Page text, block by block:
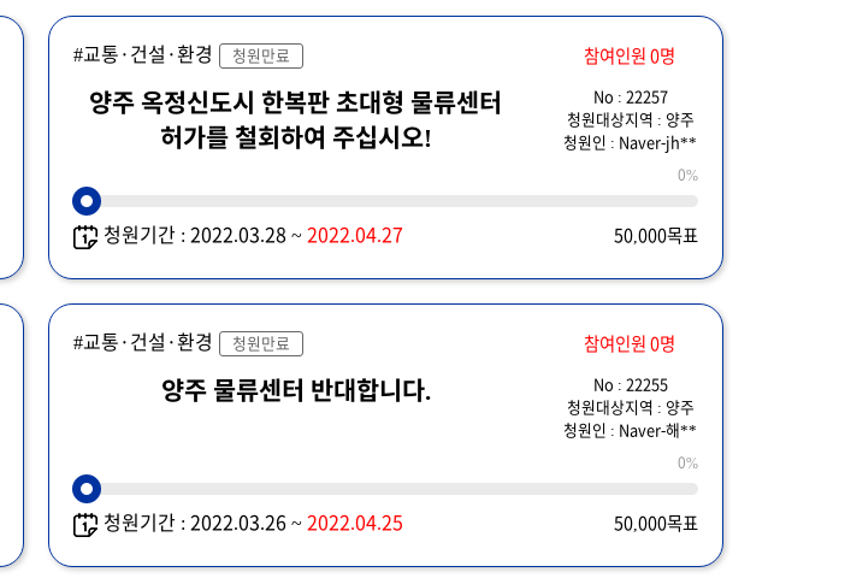
#교통·건설·환경 청원만료 참여인원 0명
양주 옥정신도시 한복판 초대형 물류센터
허가를 철회하여 주십시오!
No : 22257
청원대상지역 : 양주
청원인 : Naver-jh**
0%
청원기간 : 2022.03.28 ~ 2022.04.27 50,000목표
#교통·건설·환경 청원만료 참여인원 0명
양주 물류센터 반대합니다.
No : 22255
청원대상지역 : 양주
청원인 : Naver-해**
0%
청원기간 : 2022.03.26 ~ 2022.04.25 50,000목표